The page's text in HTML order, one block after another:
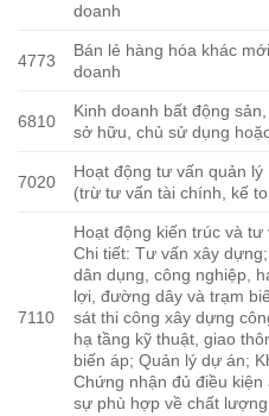
doanh
4773
Bán lẻ hàng hóa khác
doanh
6810
Kinh doanh bất động
sở hữu, chủ sử dụng
7020
Hoạt động tư vấn quản lý
(trừ tư vấn tài chính, kế
7110
Hoạt động kiến trúc và
Chi tiết: Tư vấn xây
dân dụng, công nghiệp,
lợi, đường dây và trạm
sát thi công xây dựng
hạ tầng kỹ thuật, giao
biến áp; Quản lý dự án;
Chứng nhận đủ điều
sự phù hợp về chất